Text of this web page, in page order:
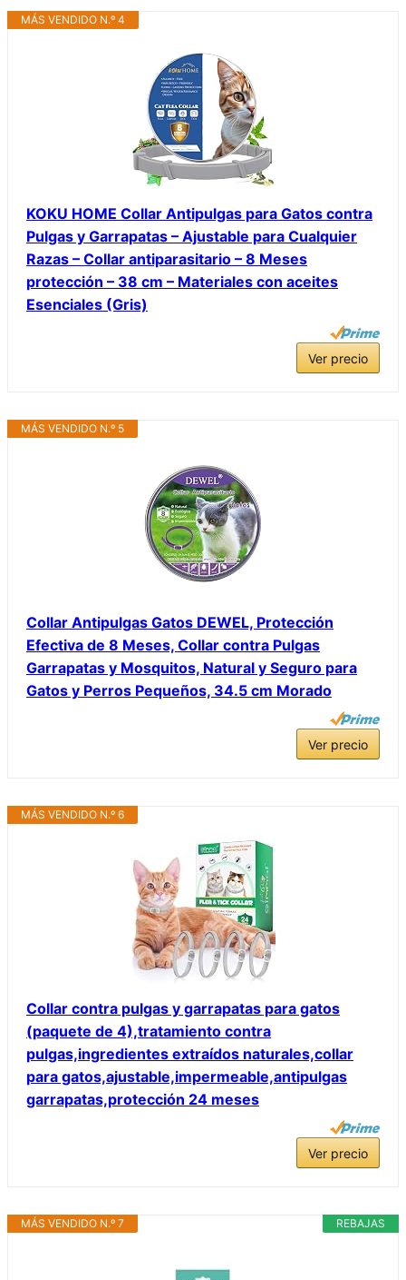
MÁS VENDIDO N.º 4
KOKU HOME Collar Antipulgas para Gatos contra
Pulgas y Garrapatas – Ajustable para Cualquier
Razas – Collar antiparasitario – 8 Meses
protección – 38 cm – Materiales con aceites
Esenciales (Gris)
Ver precio
MÁS VENDIDO N.º 5
Collar Antipulgas Gatos DEWEL, Protección
Efectiva de 8 Meses, Collar contra Pulgas
Garrapatas y Mosquitos, Natural y Seguro para
Gatos y Perros Pequeños, 34.5 cm Morado
Ver precio
MÁS VENDIDO N.º 6
Collar contra pulgas y garrapatas para gatos
(paquete de 4),tratamiento contra
pulgas,ingredientes extraídos naturales,collar
para gatos,ajustable,impermeable,antipulgas
garrapatas,protección 24 meses
Ver precio
REBAJAS
MÁS VENDIDO N.º 7